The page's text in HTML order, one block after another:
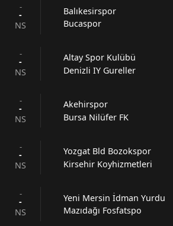
-
-
NS
Balıkesirspor
Bucaspor
-
-
NS
Altay Spor Kulübü
Denizli IY Gureller
-
-
NS
Akehirspor
Bursa Nilüfer FK
-
-
NS
Yozgat Bld Bozokspor
Kirsehir Koyhizmetleri
-
-
NS
Yeni Mersin İdman Yurdu
Mazıdağı Fosfatspo